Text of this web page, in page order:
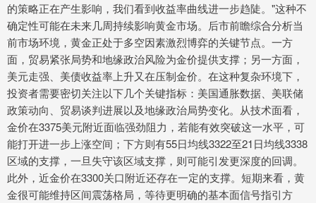
的策略正在产生影响，我们看到收益率曲线进一步趋陡。"这种不
确定性可能在未来几周持续影响黄金市场。后市前瞻综合分析当
前市场环境，黄金正处于多空因素激烈博弈的关键节点。一方
面，贸易紧张局势和地缘政治风险为金价提供支撑；另一方面，
美元走强、美债收益率上升又在压制金价。在这种复杂环境下，
投资者需要密切关注以下几个关键指标：美国通胀数据、美联储
政策动向、贸易谈判进展以及地缘政治局势变化。从技术面看，
金价在3375美元附近面临强劲阻力，若能有效突破这一水平，可
能打开进一步上涨空间；下方则有55日均线3322至21日均线3338
区域的支撑，一旦失守该区域支撑，则可能引发更深度的回调。
此外，近金价在3300关口附近还存在一定的支撑。短期来看，黄
金很可能维持区间震荡格局，等待更明确的基本面信号指引方